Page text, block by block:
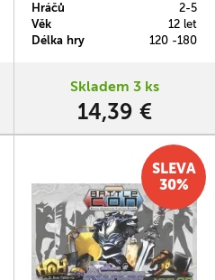
pak zabývá jedním z bossů v
kooperativním módu či z
rozšíření Set Rotation.
Hráčů
2-5
Věk
12 let
Délka hry
120 -180
Skladem 3 ks
14,39 €
SLEVA
30%